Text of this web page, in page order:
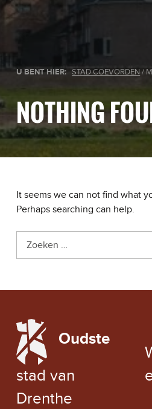
U BENT HIER: STAD COEVORDEN/
NOTHING
It seems we can not find what
Perhaps searching can help.
Zoeken naar:
LOCAL WEATHER
Oudste
stad van
Drenthe